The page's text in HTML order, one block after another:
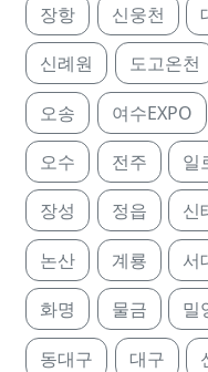
장항 신웅천
신례원 도고온천
오송 여수EXPO
오수 전주 일
장성 정읍 신
논산 계룡 서
화명 물금 밀
동대구 대구